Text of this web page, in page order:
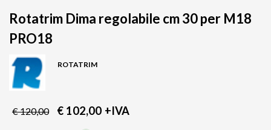
Rotatrim Dima regolabile cm 30 per M18
PRO18
ROTATRIM
€ 120,00 € 102,00 +IVA